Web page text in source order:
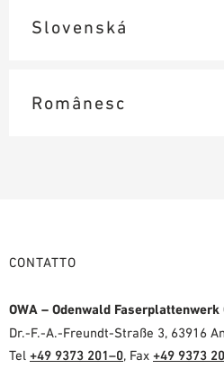
Slovenská
Românesc
CONTATTO
OWA – Odenwald Faserplattenwerk
Dr.-F.-A.-Freundt-Straße 3, 63916
Tel +49 9373 201–0, Fax +49 9373